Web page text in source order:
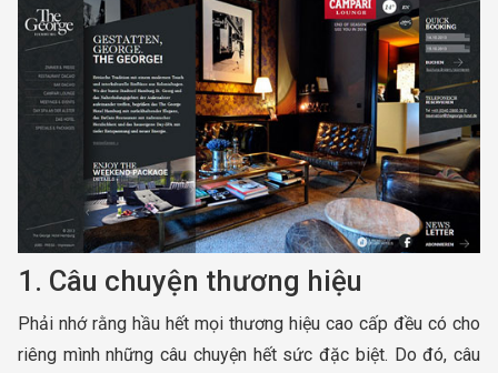
1. Câu chuyện thương hiệu
Phải nhớ rằng hầu hết mọi thương hiệu cao cấp đều có cho
riêng mình những câu chuyện hết sức đặc biệt. Do đó, câu